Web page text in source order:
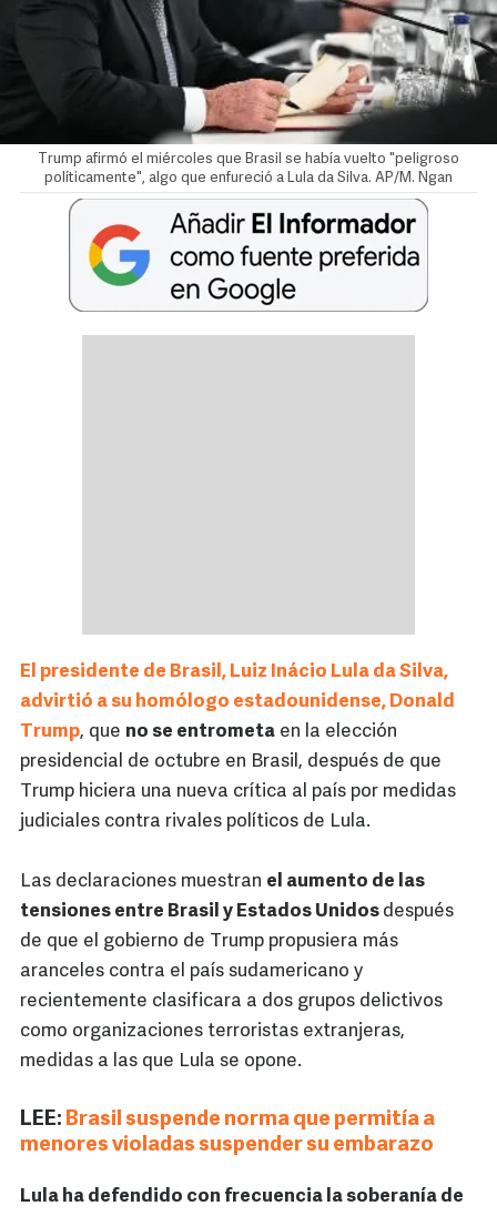
Trump afirmó el miércoles que Brasil se había vuelto "peligroso
políticamente", algo que enfureció a Lula da Silva. AP/M. Ngan
El presidente de Brasil, Luiz Inácio Lula da Silva,
advirtió a su homólogo estadounidense, Donald
Trump, que no se entrometa en la elección
presidencial de octubre en Brasil, después de que
Trump hiciera una nueva crítica al país por medidas
judiciales contra rivales políticos de Lula.
Las declaraciones muestran el aumento de las
tensiones entre Brasil y Estados Unidos después
de que el gobierno de Trump propusiera más
aranceles contra el país sudamericano y
recientemente clasificara a dos grupos delictivos
como organizaciones terroristas extranjeras,
medidas a las que Lula se opone.
LEE: Brasil suspende norma que permitía a
menores violadas suspender su embarazo
Lula ha defendido con frecuencia la soberanía de